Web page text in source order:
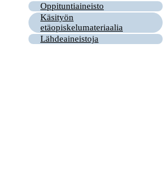
Oppituntiaineisto
Käsityön
etäopiskelumateriaalia
Lähdeaineistoja